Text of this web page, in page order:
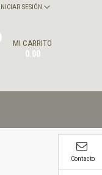
INICIAR SESIÓN
MI CARRITO
0.00
Contacto